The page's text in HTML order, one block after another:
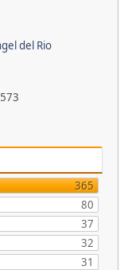
del Rio
365
80
37
32
31